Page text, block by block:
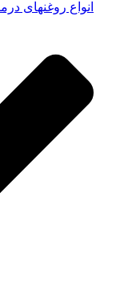
انواع روغنهای